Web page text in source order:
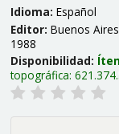
Idioma: Español
Editor: Buenos
1988
Disponibilidad:
topográfica: